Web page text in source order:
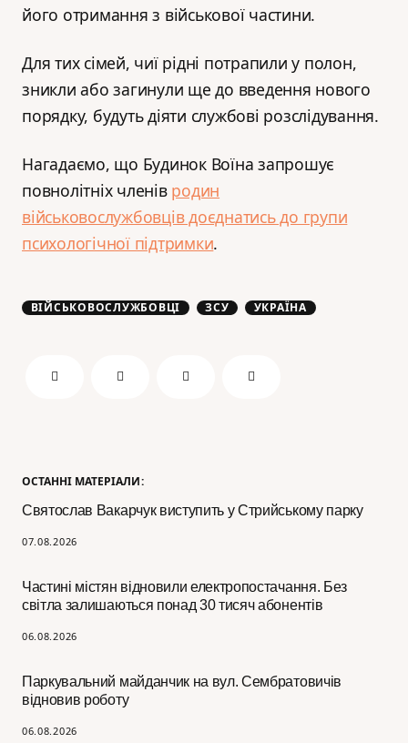
ОСТАННІ МАТЕРІАЛИ:
Святослав Вакарчук виступить у Стрийському парку
07.08.2026
Частині містян відновили електропостачання. Без
світла залишаються понад 30 тисяч абонентів
06.08.2026
Паркувальний майданчик на вул. Сембратовичів
відновив роботу
06.08.2026
його отримання з військової частини.
Для тих сімей, чиї рідні потрапили у полон,
зникли або загинули ще до введення нового
порядку, будуть діяти службові розслідування.
Нагадаємо, що Будинок Воїна запрошує
повнолітніх членів родин
військовослужбовців доєднатись до групи
психологічної підтримки.
ВІЙСЬКОВОСЛУЖБОВЦІ ЗСУ УКРАЇНА